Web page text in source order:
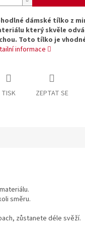
dámské tílko z
který skvěle
Toto tílko je
informace
TISK ZEPTAT SE
směru.
zůstanete déle svěží.